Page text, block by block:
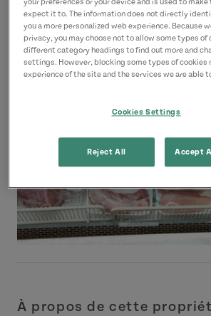
macphee11@hotmail.com
9025663033(P)
À propos de cette
expect it to. The information does not directly
you a more personalized web experience. Because
privacy, you may choose not to allow some types of
different category headings to find out more and
settings. However, blocking some types of cookies
experience of the site and the services we are able
Cookies Settings
Reject All Accept